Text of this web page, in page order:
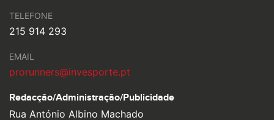
TELEFONE
215 914 293
EMAIL
prorunners@invesporte.pt
Redacção/Administração/Publicidade
Rua António Albino Machado